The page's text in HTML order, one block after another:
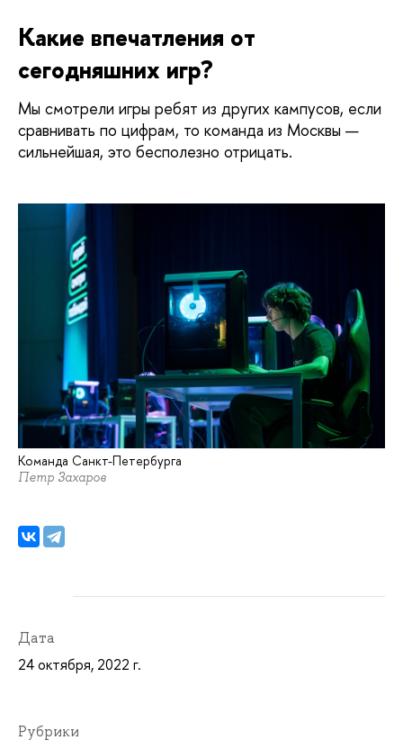
Какие впечатления от
сегодняшних игр?
Мы смотрели игры ребят из других кампусов, если
сравнивать по цифрам, то команда из Москвы —
сильнейшая, это бесполезно отрицать.
Команда Санкт-Петербурга
Петр Захаров
Дата
24 октября, 2022 г.
Рубрики